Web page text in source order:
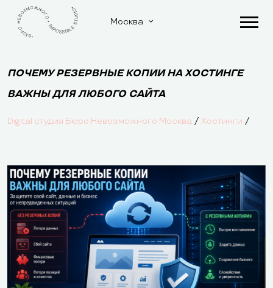
Москва
ПОЧЕМУ РЕЗЕРВНЫЕ КОПИИ НА ХОСТИНГЕ
ВАЖНЫ ДЛЯ ЛЮБОГО САЙТА
Digital студия Бюро Невозможного Москва / Хостинги /